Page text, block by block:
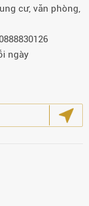
cư, văn phòng,
ngày